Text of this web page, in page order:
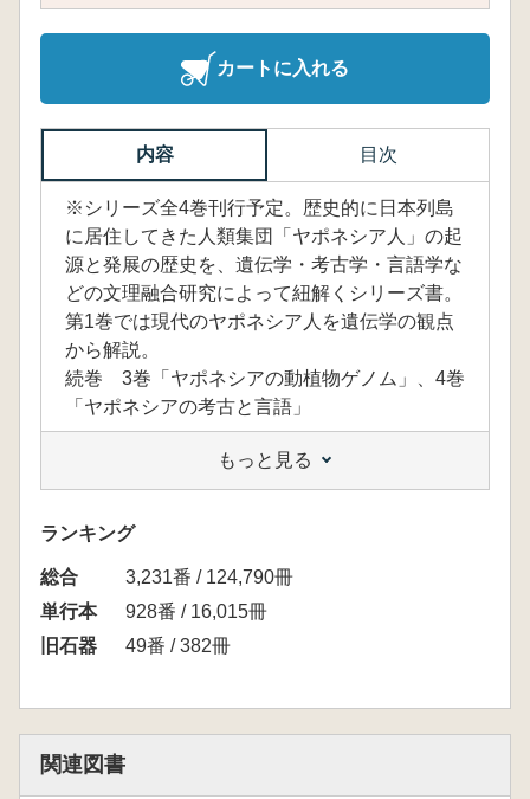
カートに入れる
内容 目次
※シリーズ全4巻刊行予定。歴史的に日本列島
に居住してきた人類集団「ヤポネシア人」の起
源と発展の歴史を、遺伝学・考古学・言語学な
どの文理融合研究によって紐解くシリーズ書。
第1巻では現代のヤポネシア人を遺伝学の観点
から解説。
続巻 3巻「ヤポネシアの動植物ゲノム」、4巻
「ヤポネシアの考古と言語」
もっと見る
ランキング
総合
3,231番 / 124,790冊
単行本
928番 / 16,015冊
旧石器
49番 / 382冊
関連図書